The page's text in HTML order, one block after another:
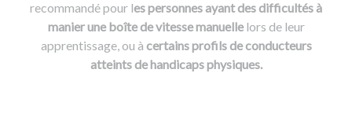
recommandé pour les personnes ayant des difficultés à
manier une boîte de vitesse manuelle lors de leur
apprentissage, ou à certains profils de conducteurs
atteints de handicaps physiques.